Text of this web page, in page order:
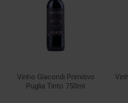
Vinho Giacondi Primitivo
Puglia Tinto 750ml